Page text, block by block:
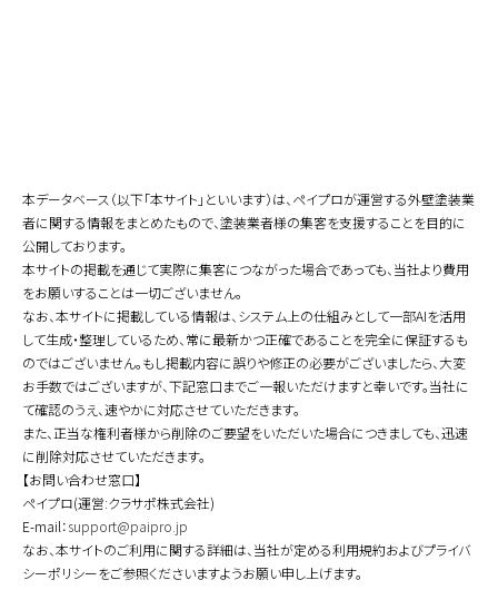
本データベース（以下「本サイト」といいます）は、ペイプロが運営する外壁塗装業
者に関する情報をまとめたもので、塗装業者様の集客を支援することを目的に
公開しております。
本サイトの掲載を通じて実際に集客につながった場合であっても、当社より費用
をお願いすることは一切ございません。
なお、本サイトに掲載している情報は、システム上の仕組みとして一部AIを活用
して生成・整理しているため、常に最新かつ正確であることを完全に保証するも
のではございません。もし掲載内容に誤りや修正の必要がございましたら、大変
お手数ではございますが、下記窓口までご一報いただけますと幸いです。当社に
て確認のうえ、速やかに対応させていただきます。
また、正当な権利者様から削除のご要望をいただいた場合につきましても、迅速
に削除対応させていただきます。
【お問い合わせ窓口】
ペイプロ(運営:クラサポ株式会社)
E-mail：support@paipro.jp
なお、本サイトのご利用に関する詳細は、当社が定める利用規約およびプライバ
シーポリシーをご参照くださいますようお願い申し上げます。